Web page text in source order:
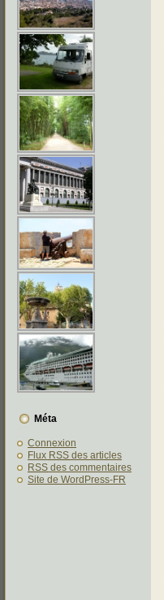
Méta
Connexion
Flux RSS des articles
RSS des commentaires
Site de WordPress-FR